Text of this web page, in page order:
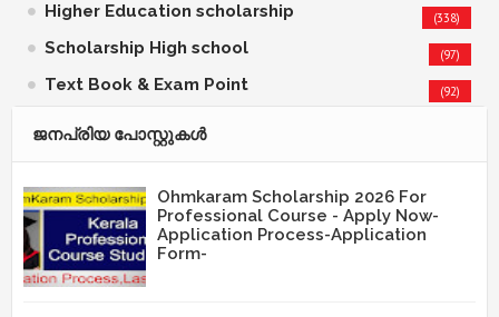
Higher Education scholarship (338)
Scholarship High school (97)
Text Book & Exam Point (92)
ജനപ്രിയ പോസ്റ്റുകള്‍‌
Ohmkaram Scholarship 2026 For
Professional Course - Apply Now-
Application Process-Application
Form-